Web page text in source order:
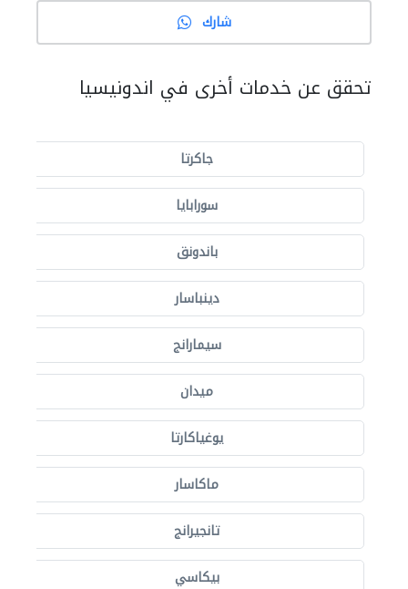
شارك
تحقق عن خدمات أخرى في اندونيسيا
جاكرتا
سورابايا
باندونق
دينباسار
سيمارانج
ميدان
يوغياكارتا
ماكاسار
تانجيرانج
بيكاسي